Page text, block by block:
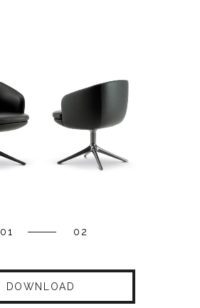
01 02
DOWNLOAD